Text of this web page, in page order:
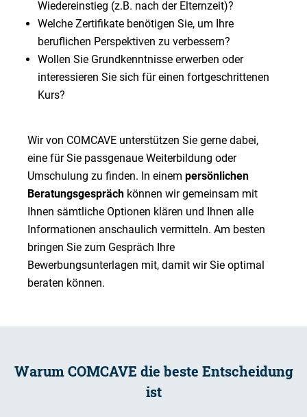
Wiedereinstieg (z.B. nach der Elternzeit)?
Welche Zertifikate benötigen Sie, um Ihre
beruflichen Perspektiven zu verbessern?
Wollen Sie Grundkenntnisse erwerben oder
interessieren Sie sich für einen fortgeschrittenen
Kurs?
Wir von COMCAVE unterstützen Sie gerne dabei,
eine für Sie passgenaue Weiterbildung oder
Umschulung zu finden. In einem persönlichen
Beratungsgespräch können wir gemeinsam mit
Ihnen sämtliche Optionen klären und Ihnen alle
Informationen anschaulich vermitteln. Am besten
bringen Sie zum Gespräch Ihre
Bewerbungsunterlagen mit, damit wir Sie optimal
beraten können.
Warum COMCAVE die beste Entscheidung
ist